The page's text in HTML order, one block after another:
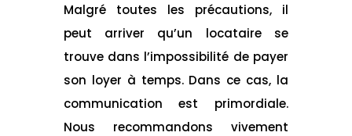
Malgré toutes les précautions, il
peut arriver qu’un locataire se
trouve dans l’impossibilité de payer
son loyer à temps. Dans ce cas, la
communication est primordiale.
Nous recommandons vivement